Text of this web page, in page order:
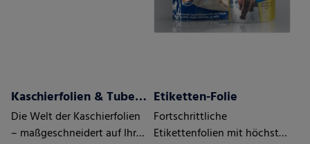
Kaschierfolien & Tubenlaminatfolien
Die Welt der Kaschierfolien
– maßgeschneidert auf Ihre
Etiketten-Folie
Fortschrittliche
Etikettenfolien mit höchster